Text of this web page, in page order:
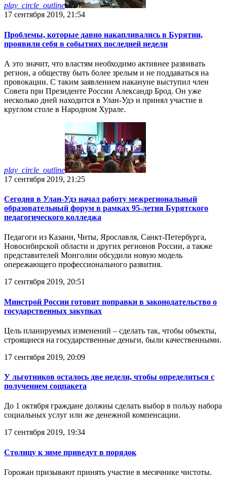
play_circle_outline
17 сентября 2019, 21:54
Проблемы, которые давно накапливались в Бурятии,
проявили себя в событиях последней недели
А это значит, что властям необходимо активнее развивать
регион, а обществу быть более зрелым и не поддаваться на
провокации. С таким заявлением накануне выступил член
Совета при Президенте России Александр Брод. Он уже
несколько дней находится в Улан-Удэ и принял участие в
круглом столе в Народном Хурале.
play_circle_outline
17 сентября 2019, 21:25
Сегодня в Улан-Удэ начал работу межрегиональный
образовательный форум в рамках 95-летия Бурятского
педагогического колледжа
Педагоги из Казани, Читы, Ярославля, Санкт-Петербурга,
Новосибирской области и других регионов России, а также
представителей Монголии обсудили новую модель
опережающего профессионального развития.
17 сентября 2019, 20:51
Минстрой России готовит поправки в законодательство о
государственных закупках
Цель планируемых изменений – сделать так, чтобы объекты,
строящиеся на государственные деньги, были качественными.
17 сентября 2019, 20:09
У льготников осталось две недели, чтобы определиться с
получением соцпакета
До 1 октября граждане должны сделать выбор в пользу набора
социальных услуг или же денежной компенсации.
17 сентября 2019, 19:34
Столицу к зиме приведут в порядок
Горожан призывают принять участие в месячнике чистоты.